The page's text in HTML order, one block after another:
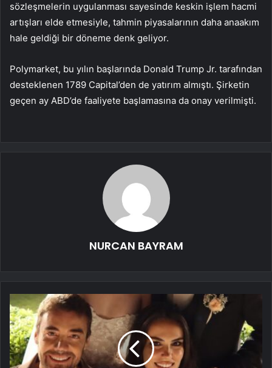
sözleşmelerin uygulanması sayesinde keskin işlem hacmi
artışları elde etmesiyle, tahmin piyasalarının daha anaakım
hale geldiği bir döneme denk geliyor.
Polymarket, bu yılın başlarında Donald Trump Jr. tarafından
desteklenen 1789 Capital’den de yatırım almıştı. Şirketin
geçen ay ABD’de faaliyete başlamasına da onay verilmişti.
NURCAN BAYRAM